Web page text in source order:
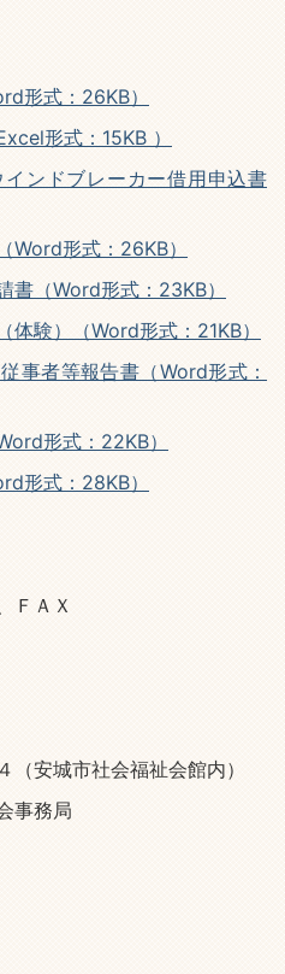
形式：26KB）
形式：15KB ）
ンドブレーカー借用申込書
形式：26KB）
（Word形式：23KB）
体験）（Word形式：21KB）
事者等報告書（Word形式：
形式：22KB）
形式：28KB）
ＦＡＸ
安城市社会福祉会館内）
事務局